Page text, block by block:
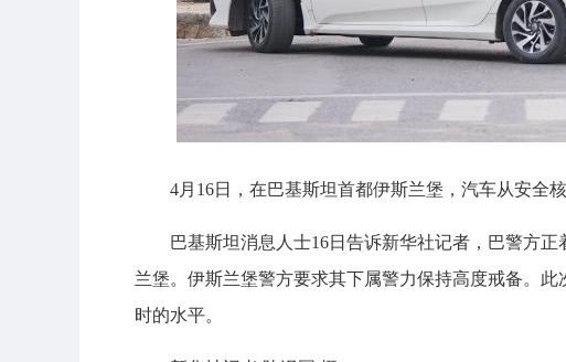
4月16日，在巴基斯坦首都伊斯兰堡，汽车从安全
巴基斯坦消息人士16日告诉新华社记者，巴警方
兰堡。伊斯兰堡警方要求其下属警力保持高度戒备。
时的水平。